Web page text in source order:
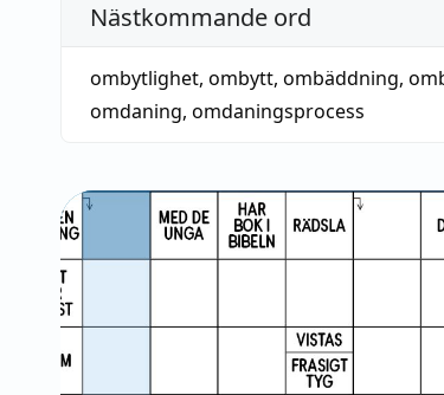
Nästkommande ord
ombytlighet, ombytt, ombäddning,
omdaning, omdaningsprocess